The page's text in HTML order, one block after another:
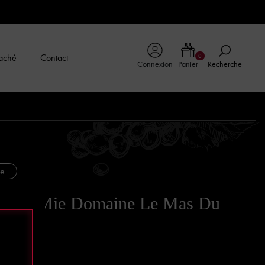
Contact
Connexion Panier
0
Recherche
Ma Mie Domaine Le Mas Du